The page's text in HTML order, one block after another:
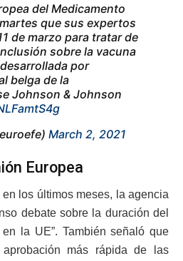
del Medicamento
que sus expertos
de marzo para tratar de
sobre la vacuna
por
belga de la
Johnson & Johnson
March 2, 2021
Europea
los últimos meses, la agencia
debate sobre la duración del
la UE”. También señaló que
más rápida de las